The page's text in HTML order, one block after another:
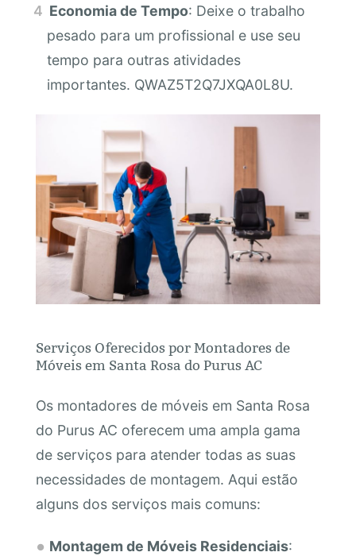
Economia de Tempo: Deixe o trabalho
pesado para um profissional e use seu
tempo para outras atividades
importantes. QWAZ5T2Q7JXQA0L8U.
Serviços Oferecidos por Montadores de
Móveis em Santa Rosa do Purus AC
Os montadores de móveis em Santa Rosa
do Purus AC oferecem uma ampla gama
de serviços para atender todas as suas
necessidades de montagem. Aqui estão
alguns dos serviços mais comuns:
Montagem de Móveis Residenciais: